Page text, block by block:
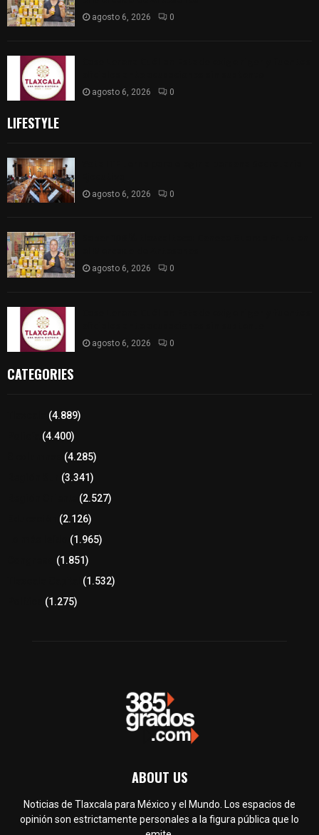
agosto 6, 2026 0
agosto 6, 2026 0
LIFESTYLE
agosto 6, 2026 0
agosto 6, 2026 0
agosto 6, 2026 0
CATEGORIES
(4.889)
(4.400)
(4.285)
(3.341)
(2.527)
(2.126)
(1.965)
(1.851)
(1.532)
(1.275)
ABOUT US
Noticias de Tlaxcala para México y el Mundo. Los espacios de
opinión son estrictamente personales a la figura pública que lo